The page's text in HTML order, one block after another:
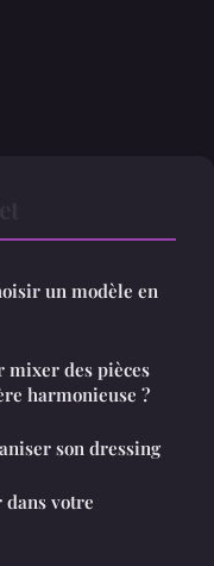
un modèle en
mixer des pièces
harmonieuse ?
son dressing
votre